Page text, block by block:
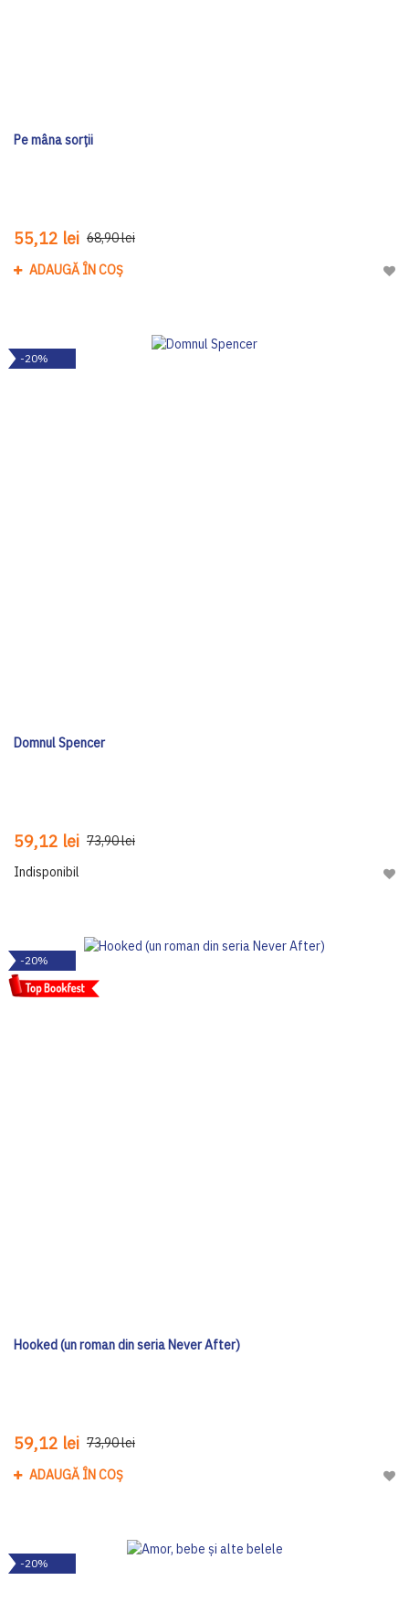
Pe mâna sorții
55,12 lei 68,90 lei
ADAUGĂ ÎN COȘ
-20%
Domnul Spencer
59,12 lei 73,90 lei
Indisponibil
-20%
Hooked (un roman din seria Never After)
59,12 lei 73,90 lei
ADAUGĂ ÎN COȘ
-20%